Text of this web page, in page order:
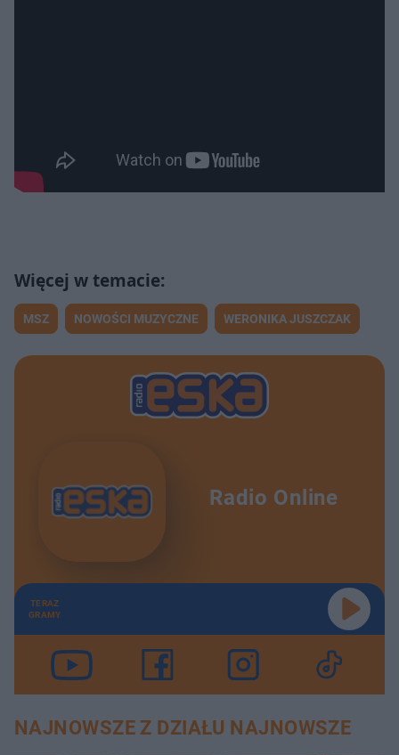
MSZ NOWOŚCI MUZYCZNE WERONIKA JUSZCZAK
Radio Online
TERAZ
GRAMY
NAJNOWSZE Z DZIAŁU NAJNOWSZE